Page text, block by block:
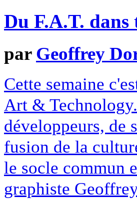
Du F.A.T. dans
par Geoffrey
Cette semaine
Art &
développeurs, de
fusion de la
le socle commun
graphiste